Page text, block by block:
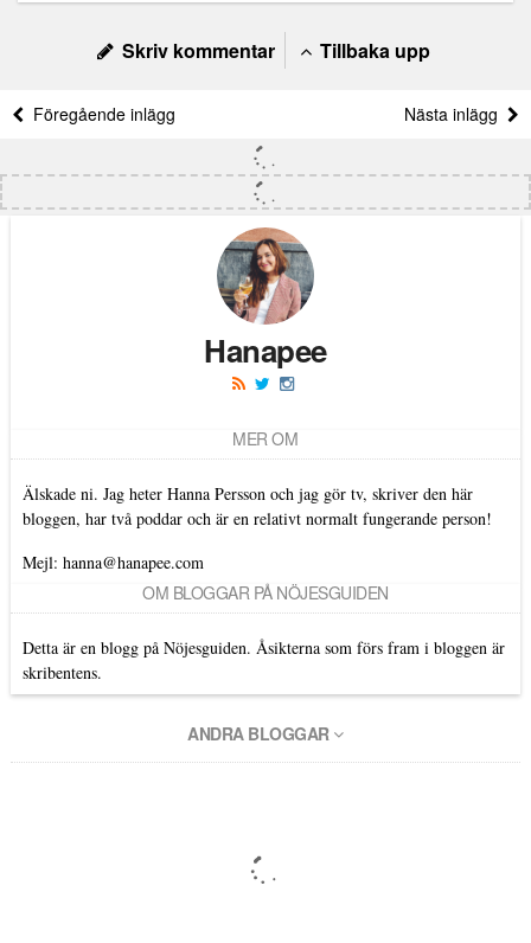
Skriv kommentar Tillbaka upp
Föregående inlägg Nästa inlägg
Hanapee
MER OM
Älskade ni. Jag heter Hanna Persson och jag gör tv, skriver den här
bloggen, har två poddar och är en relativt normalt fungerande person!
Mejl: hanna@hanapee.com
OM BLOGGAR PÅ NÖJESGUIDEN
Detta är en blogg på Nöjesguiden. Åsikterna som förs fram i bloggen är
skribentens.
ANDRA BLOGGAR